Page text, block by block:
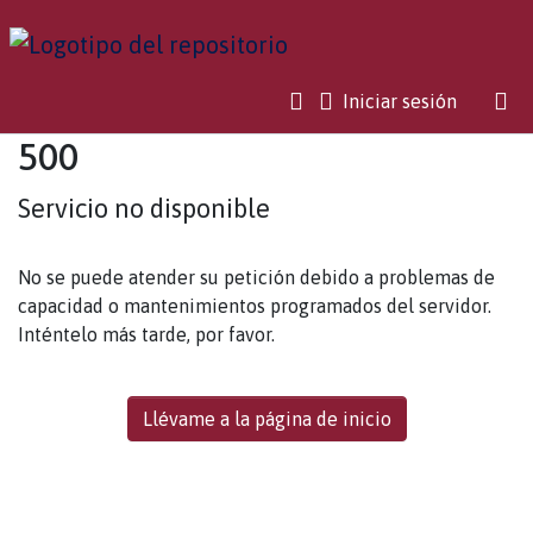
Iniciar sesión(current)
500
Servicio no disponible
No se puede atender su petición debido a problemas de
capacidad o mantenimientos programados del servidor.
Inténtelo más tarde, por favor.
Llévame a la página de inicio